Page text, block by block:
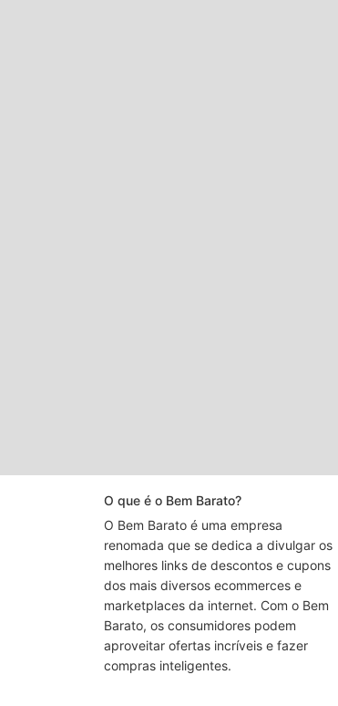
O que é o Bem Barato?
O Bem Barato é uma empresa
renomada que se dedica a divulgar os
melhores links de descontos e cupons
dos mais diversos ecommerces e
marketplaces da internet. Com o Bem
Barato, os consumidores podem
aproveitar ofertas incríveis e fazer
compras inteligentes.